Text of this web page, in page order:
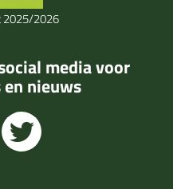
2025/2026
media voor
nieuws